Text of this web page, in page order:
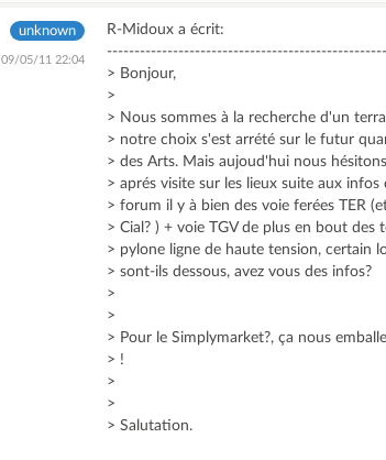
unknown
09/05/11 22:04
R-Midoux a écrit:
> Bonjour,
>
> Nous sommes à la recherche d'un
> notre choix s'est arrété sur le futur
> des Arts. Mais aujoud'hui nous
> aprés visite sur les lieux suite aux infos
> forum il y à bien des voie ferées TER
> Cial? ) + voie TGV de plus en bout des
> pylone ligne de haute tension, certain
> sont-ils dessous, avez vous des infos?
>
>
> Pour le Simplymarket?, ça nous
> !
>
>
> Salutation.